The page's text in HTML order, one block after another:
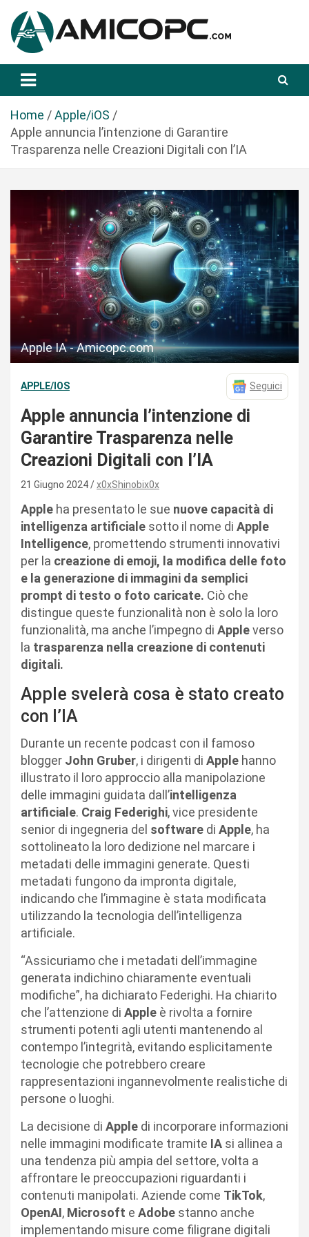
a
Amicopc.com
Home
Apple/iOS
Apple annuncia l’intenzione di Garantire
Trasparenza nelle Creazioni Digitali con l’IA
Apple IA - Amicopc.com
APPLE/IOS Seguici
Apple annuncia l’intenzione di
Garantire Trasparenza nelle
Creazioni Digitali con l’IA
21 Giugno 2024 x0xShinobix0x
Apple ha presentato le sue nuove capacità di
intelligenza artificiale sotto il nome di Apple
Intelligence, promettendo strumenti innovativi
per la creazione di emoji, la modifica delle foto
e la generazione di immagini da semplici
prompt di testo o foto caricate. Ciò che
distingue queste funzionalità non è solo la loro
funzionalità, ma anche l’impegno di Appleverso
la trasparenza nella creazione di contenuti
digitali.
Apple svelerà cosa è stato creato
con l’IA
Durante un recente podcast con il famoso
blogger John Gruber, i dirigenti di Apple hanno
illustrato il loro approccio alla manipolazione
delle immagini guidata dall’intelligenza
artificiale. Craig Federighi, vice presidente
senior di ingegneria del software di Apple, ha
sottolineato la loro dedizione nel marcare i
metadati delle immagini generate. Questi
metadati fungono da impronta digitale,
indicando che l’immagine è stata modificata
utilizzando la tecnologia dell’intelligenza
artificiale.
“Assicuriamo che i metadati dell’immagine
generata indichino chiaramente eventuali
modifiche”, ha dichiarato Federighi. Ha chiarito
che l’attenzione di Apple è rivolta a fornire
strumenti potenti agli utenti mantenendo al
contempo l’integrità, evitando esplicitamente
tecnologie che potrebbero creare
rappresentazioni ingannevolmente realistiche di
persone o luoghi.
La decisione di Apple di incorporare informazioni
nelle immagini modificate tramite IA si allinea a
una tendenza più ampia del settore, volta a
affrontare le preoccupazioni riguardanti i
contenuti manipolati. Aziende come TikTok,
OpenAI, Microsoft e Adobe stanno anche
implementando misure come filigrane digitali